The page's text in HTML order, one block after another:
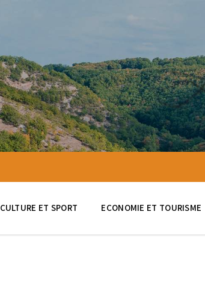
CULTURE ET SPORT ECONOMIE ET TOURISME